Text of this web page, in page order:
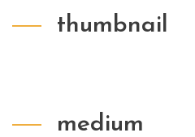
thumbnail
medium